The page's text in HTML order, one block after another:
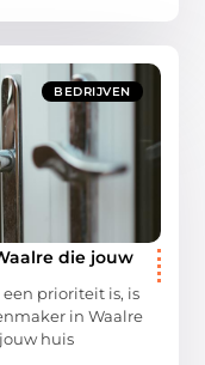
BEDRIJVEN
die jouw
prioriteit is, is
in Waalre
huis